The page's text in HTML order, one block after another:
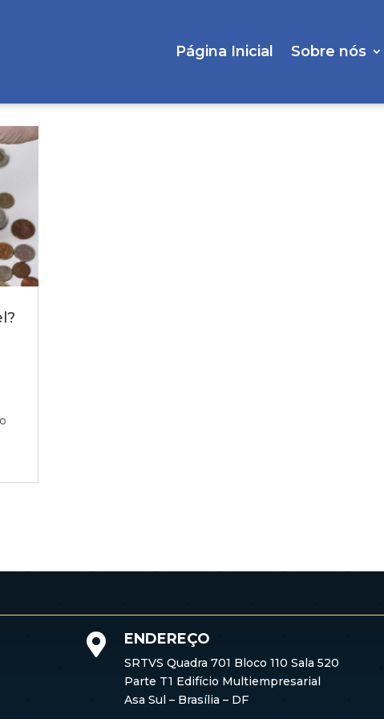
Página Inicial Sobre nós
online
 ENDEREÇO
SRTVS Quadra 701 Bloco 110 Sala 520
Parte T1 Edifício Multiempresarial
Asa Sul – Brasília – DF